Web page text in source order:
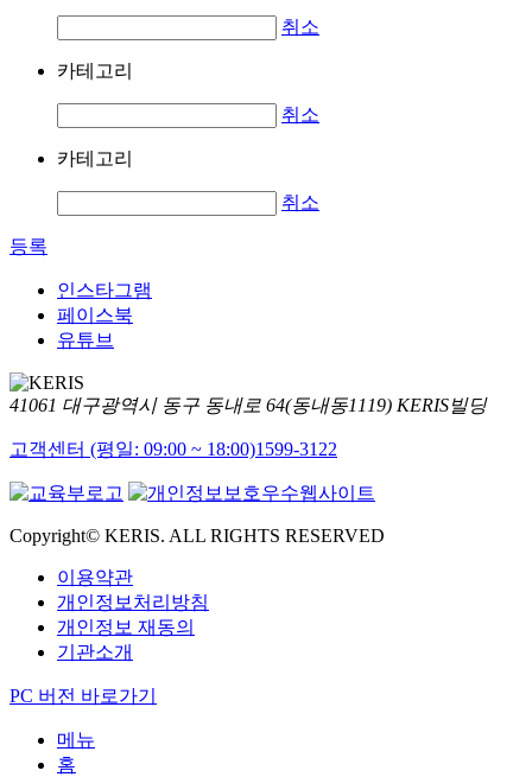
취소
카테고리
취소
카테고리
취소
등록
인스타그램
페이스북
유튜브
41061 대구광역시 동구 동내로 64(동내동1119) KERIS빌딩
고객센터 (평일: 09:00 ~ 18:00)1599-3122
Copyright© KERIS. ALL RIGHTS RESERVED
이용약관
개인정보처리방침
개인정보 재동의
기관소개
PC 버전 바로가기
메뉴
홈